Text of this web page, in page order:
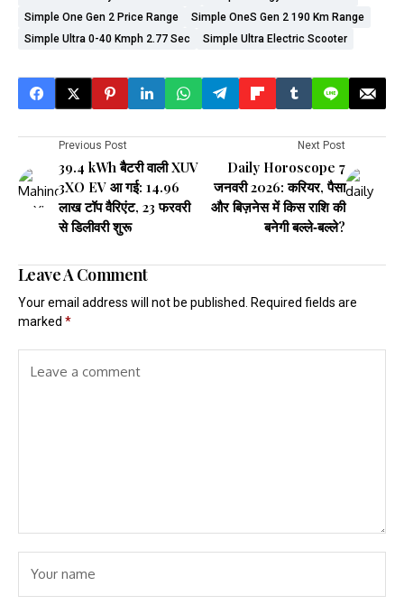
Simple One Gen 2 Price Range
Simple OneS Gen 2 190 Km Range
Simple Ultra 0-40 Kmph 2.77 Sec
Simple Ultra Electric Scooter
Previous Post
39.4 kWh बैटरी वाली XUV
3XO EV आ गई: 14.96
लाख टॉप वैरिएंट, 23 फरवरी
से डिलीवरी शुरू
Next Post
Daily Horoscope 7
जनवरी 2026: करियर, पैसा
और बिज़नेस में किस राशि की
बनेगी बल्ले‑बल्ले?
Leave A Comment
Your email address will not be published.
Required fields are
marked *